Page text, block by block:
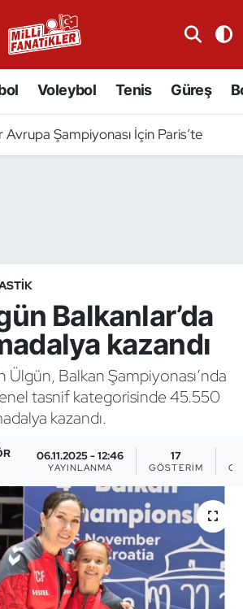
Voleybol Tenis Güreş
Avrupa Şampiyonası İçin Paris’te
Balkanlar’da
kazandı
Ülgün, Balkan Şampiyonası’nda
tasnif kategorisinde 45.550
kazandı.
06.11.2025 - 12:46
YAYINLANMA
17
GÖSTERIM
Dart